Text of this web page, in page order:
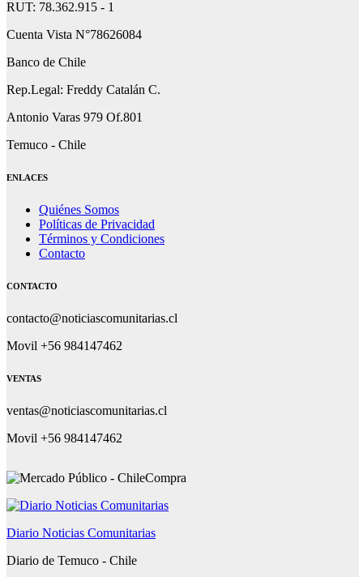
RUT: 78.362.915 - 1
Cuenta Vista N°78626084
Banco de Chile
Rep.Legal: Freddy Catalán C.
Antonio Varas 979 Of.801
Temuco - Chile
ENLACES
Quiénes Somos
Políticas de Privacidad
Términos y Condiciones
Contacto
CONTACTO
contacto@noticiascomunitarias.cl
Movil +56 984147462
VENTAS
ventas@noticiascomunitarias.cl
Movil +56 984147462
Diario Noticias Comunitarias
Diario de Temuco - Chile